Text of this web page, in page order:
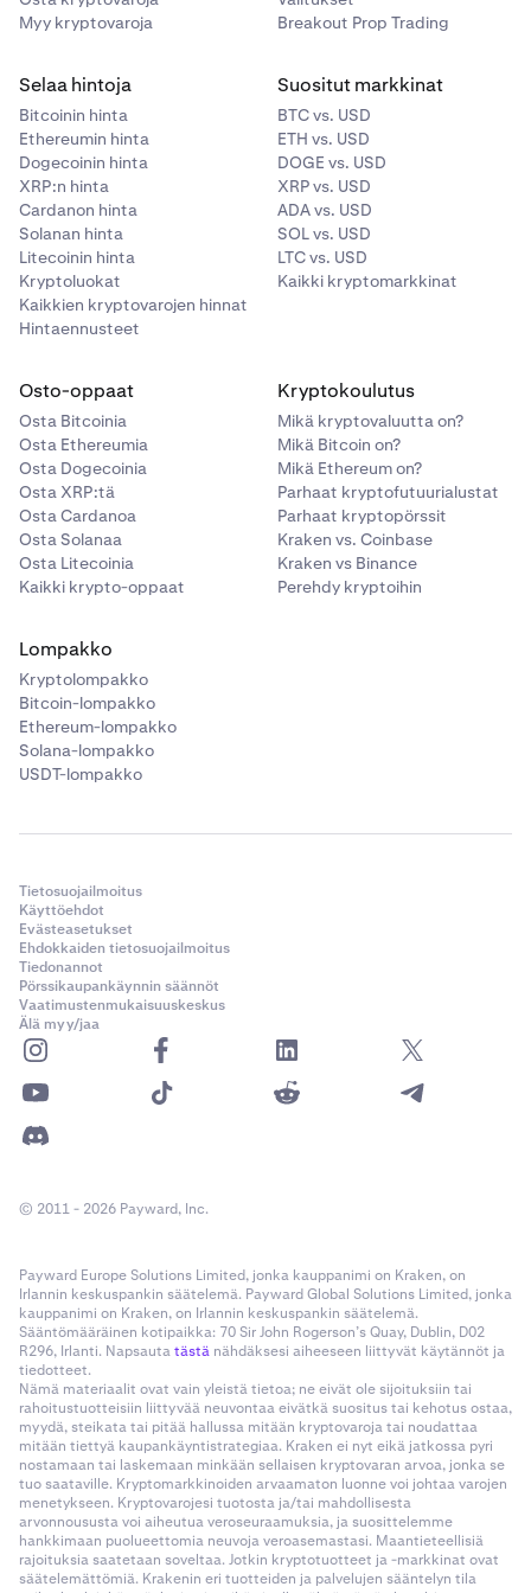
Kryptovaramarkkinoiden ennalta-arvaamaton luonne
maksamaan veroa, ja sinun tulee hakea riippumatonta
neuvontaa verotuksellisesta asemastasi.
Maantieteellisiä rajoituksia saattaa olla voimassa. Katso
kunkin lainkäyttöalueen oikeudelliset tiedotteet
Myy kryptovaroja
Breakout Prop Trading
Selaa hintoja
Bitcoinin hinta
Ethereumin hinta
Dogecoinin hinta
XRP:n hinta
Cardanon hinta
Solanan hinta
Litecoinin hinta
Kryptoluokat
Kaikkien kryptovarojen hinnat
Hintaennusteet
Suositut markkinat
BTC vs. USD
ETH vs. USD
DOGE vs. USD
XRP vs. USD
ADA vs. USD
SOL vs. USD
LTC vs. USD
Kaikki kryptomarkkinat
Osto-oppaat
Osta Bitcoinia
Osta Ethereumia
Osta Dogecoinia
Osta XRP:tä
Osta Cardanoa
Osta Solanaa
Osta Litecoinia
Kaikki krypto-oppaat
Kryptokoulutus
Mikä kryptovaluutta on?
Mikä Bitcoin on?
Mikä Ethereum on?
Parhaat kryptofutuurialustat
Parhaat kryptopörssit
Kraken vs. Coinbase
Kraken vs Binance
Perehdy kryptoihin
Lompakko
Kryptolompakko
Bitcoin-lompakko
Ethereum-lompakko
Solana-lompakko
USDT-lompakko
Tietosuojailmoitus
Käyttöehdot
Evästeasetukset
Ehdokkaiden tietosuojailmoitus
Tiedonannot
Pörssikaupankäynnin säännöt
Vaatimustenmukaisuuskeskus
Älä myy/jaa
© 2011 - 2026 Payward, Inc.
Payward Europe Solutions Limited, jonka kauppanimi on Kraken, on
Irlannin keskuspankin säätelemä. Payward Global Solutions Limited, jonka
kauppanimi on Kraken, on Irlannin keskuspankin säätelemä.
Sääntömääräinen kotipaikka: 70 Sir John Rogerson’s Quay, Dublin, D02
R296, Irlanti. Napsautatästä nähdäksesi aiheeseen liittyvät käytännöt ja
tiedotteet.
Nämä materiaalit ovat vain yleistä tietoa; ne eivät ole sijoituksiin tai
rahoitustuotteisiin liittyvää neuvontaa eivätkä suositus tai kehotus ostaa,
myydä, steikata tai pitää hallussa mitään kryptovaroja tai noudattaa
mitään tiettyä kaupankäyntistrategiaa. Kraken ei nyt eikä jatkossa pyri
nostamaan tai laskemaan minkään sellaisen kryptovaran arvoa, jonka se
tuo saataville. Kryptomarkkinoiden arvaamaton luonne voi johtaa varojen
menetykseen. Kryptovarojesi tuotosta ja/tai mahdollisesta
arvonnoususta voi aiheutua veroseuraamuksia, ja suosittelemme
hankkimaan puolueettomia neuvoja veroasemastasi. Maantieteellisiä
rajoituksia saatetaan soveltaa. Jotkin kryptotuotteet ja -markkinat ovat
säätelemättömiä. Krakenin eri tuotteiden ja palvelujen sääntelyn tila